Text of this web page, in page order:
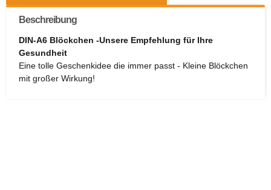
Beschreibung
DIN-A6 Blöckchen -Unsere Empfehlung für Ihre
Gesundheit
Eine tolle Geschenkidee die immer passt - Kleine Blöckchen
mit großer Wirkung!